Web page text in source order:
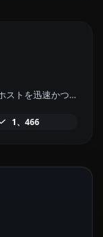
IPアドレスに関連付けられたドメインまたはホストを迅速かつ簡単に見つけるために、リバースIPルックアップツールを使用してください。
1、466